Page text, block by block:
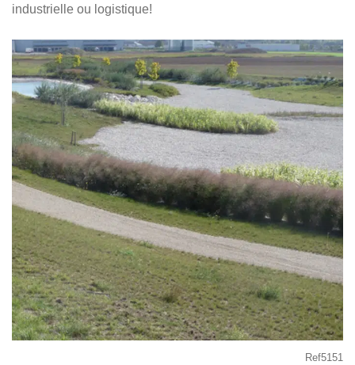
industrielle ou logistique!
Ref5151